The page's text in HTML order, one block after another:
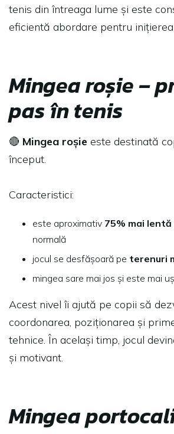
tenis din întreaga lume și este
eficientă abordare pentru
Mingea roșie –
pas în tenis
🔴 Mingea roșie este destinată
început.
Caracteristici:
este aproximativ 75% mai lentă
normală
jocul se desfășoară pe terenuri
mingea sare mai jos și este mai
Acest nivel îi ajută pe copii să
coordonarea, poziționarea și
tehnice. În același timp, jocul
și motivant.
Mingea